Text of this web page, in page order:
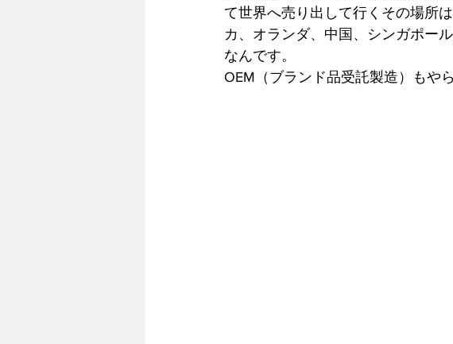
て世界へ売り出して行くその場所
カ、オランダ、中国、シンガポー
なんです。
OEM（ブランド品受託製造）もや